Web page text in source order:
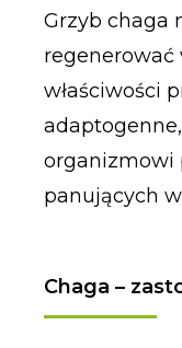
Grzyb chaga
regenerować
właściwości
organizmowi
panujących
Chaga –